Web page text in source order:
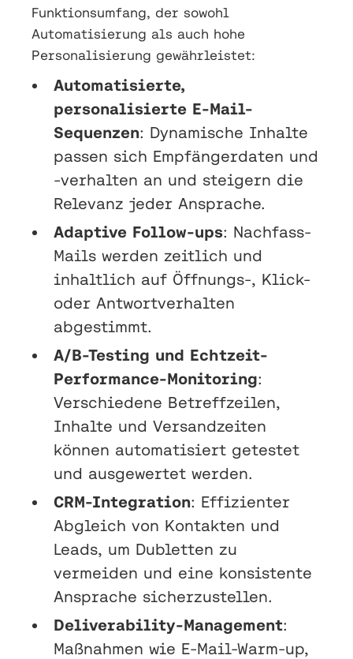
Funktionsumfang, der sowohl
Automatisierung als auch hohe
Personalisierung gewährleistet:
Automatisierte,
personalisierte E-Mail-
Sequenzen: Dynamische Inhalte
passen sich Empfängerdaten und
-verhalten an und steigern die
Relevanz jeder Ansprache.
Adaptive Follow-ups: Nachfass-
Mails werden zeitlich und
inhaltlich auf Öffnungs-, Klick-
oder Antwortverhalten
abgestimmt.
A/B-Testing und Echtzeit-
Performance-Monitoring:
Verschiedene Betreffzeilen,
Inhalte und Versandzeiten
können automatisiert getestet
und ausgewertet werden.
CRM-Integration: Effizienter
Abgleich von Kontakten und
Leads, um Dubletten zu
vermeiden und eine konsistente
Ansprache sicherzustellen.
Deliverability-Management:
Maßnahmen wie E-Mail-Warm-up,